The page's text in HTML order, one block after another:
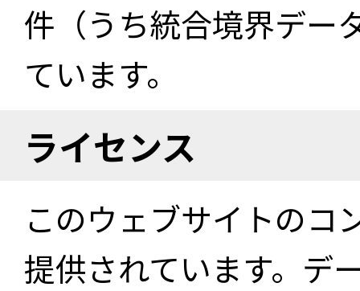
件（うち統合境界デー
ています。
ライセンス
このウェブサイトのコ
提供されています。デ